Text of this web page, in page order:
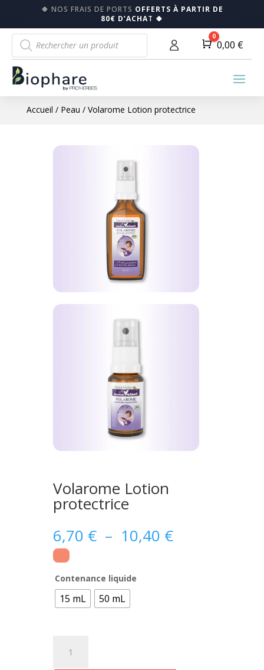
🍀 NOS FRAIS DE PORTS OFFERTS À PARTIR DE
80€ D’ACHAT 🍀
Recherche
de
produits
Panier
0
0,00 €
Accueil / Peau / Volarome Lotion protectrice
Volarome Lotion
protectrice
6,70 € – 10,40 €Plage
de
Contenance liquide
15 mL 50 mL